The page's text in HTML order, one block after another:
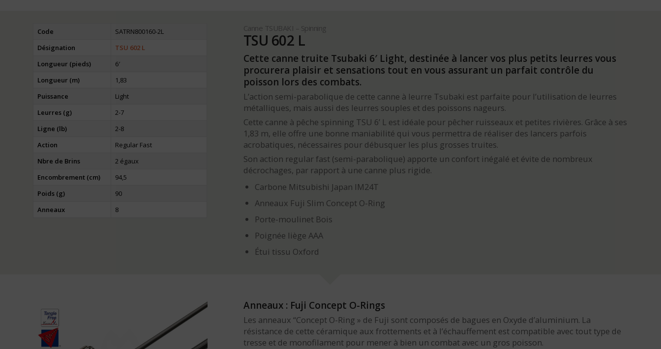
Code
SATRN800160-2L
Désignation
TSU 602 L
Longueur (pieds)
6′
Longueur (m)
1,83
Puissance
Light
Leurres (g)
2-7
Ligne (lb)
2-8
Action
Regular Fast
Nbre de Brins
2 égaux
Encombrement (cm)
94,5
Poids (g)
90
Anneaux
8
Canne TSUBAKI – Spinning
TSU 602 L
Cette canne truite Tsubaki 6′ Light, destinée à lancer vos plus petits leurres vous
procurera plaisir et sensations tout en vous assurant un parfait contrôle du
poisson lors des combats.
L’action semi-parabolique de cette canne à leurre Tsubaki est parfaite pour l’utilisation de leurres
métalliques, mais aussi des leurres souples et des poissons nageurs.
Cette canne à pêche spinning TSU 6’ L est idéale pour pêcher ruisseaux et petites rivières. Grâce à ses
1,83 m, elle offre une bonne maniabilité qui vous permettra de réaliser des lancers parfois
acrobatiques, nécessaires pour débusquer les plus grosses truites.
Son action regular fast (semi-parabolique) apporte un confort inégalé et évite de nombreux
décrochages, par rapport à une canne plus rigide.
Carbone Mitsubishi Japan IM24T
Anneaux Fuji Slim Concept O-Ring
Porte-moulinet Bois
Poignée liège AAA
Étui tissu Oxford
Anneaux : Fuji Concept O-Rings
Les anneaux “Concept O-Ring » de Fuji sont composés de bagues en Oxyde d’aluminium. La
résistance de cette céramique aux frottements et à l’échauffement est compatible avec tout type de
tresse et de monofilament pour mener à bien un combat avec un gros poisson.